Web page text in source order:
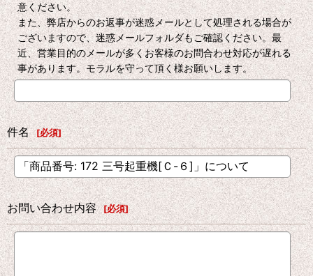
意ください。
また、弊店からのお返事が迷惑メールとして処理される場合が
ございますので、迷惑メールフォルダもご確認ください。最
近、営業目的のメールが多くお客様のお問合わせ対応が遅れる
事があります。モラルを守って頂く様お願いします。
件名 [必須]
お問い合わせ内容 [必須]